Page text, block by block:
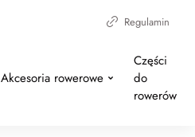
Regulamin
Akcesoria rowerowe
Części
do
rowerów